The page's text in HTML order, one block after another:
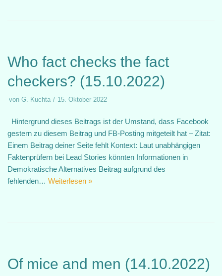
Who fact checks the fact
checkers? (15.10.2022)
von G. Kuchta 15. Oktober 2022
Hintergrund dieses Beitrags ist der Umstand, dass Facebook
gestern zu diesem Beitrag und FB-Posting mitgeteilt hat – Zitat:
Einem Beitrag deiner Seite fehlt Kontext: Laut unabhängigen
Faktenprüfern bei Lead Stories könnten Informationen in
Demokratische Alternatives Beitrag aufgrund des
fehlenden… Weiterlesen »
Of mice and men (14.10.2022)